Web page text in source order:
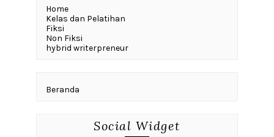
Home
Kelas dan Pelatihan
Fiksi
Non Fiksi
hybrid writerpreneur
Beranda
Social Widget